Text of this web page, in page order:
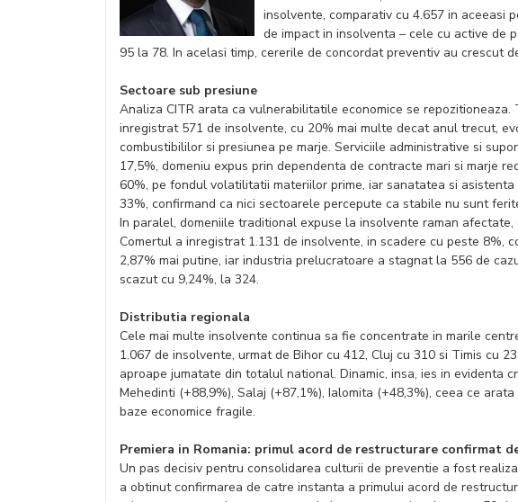
insolvente, comparativ cu 4.657 in aceeasi
de impact in insolventa – cele cu active de
95 la 78. In acelasi timp, cererile de concordat preventiv au crescut
Sectoare sub presiune
Analiza CITR arata ca vulnerabilitatile economice se
inregistrat 571 de insolvente, cu 20% mai multe decat anul trecut,
combustibililor si presiunea pe marje. Serviciile administrative si
17,5%, domeniu expus prin dependenta de contracte mari si marje
60%, pe fondul volatilitatii materiilor prime, iar sanatatea si
33%, confirmand ca nici sectoarele percepute ca stabile nu sunt
In paralel, domeniile traditional expuse la insolvente raman afectate,
Comertul a inregistrat 1.131 de insolvente, in scadere cu peste 8%,
2,87% mai putine, iar industria prelucratoare a stagnat la 556 de
scazut cu 9,24%, la 324.
Distributia regionala
Cele mai multe insolvente continua sa fie concentrate in marile
1.067 de insolvente, urmat de Bihor cu 412, Cluj cu 310 si Timis cu
aproape jumatate din totalul national. Dinamic, insa, ies in evidenta
Mehedinti (+88,9%), Salaj (+87,1%), Ialomita (+48,3%), ceea ce
baze economice fragile.
Premiera in Romania: primul acord de restructurare confirmat
Un pas decisiv pentru consolidarea culturii de preventie a fost
a obtinut confirmarea de catre instanta a primului acord de